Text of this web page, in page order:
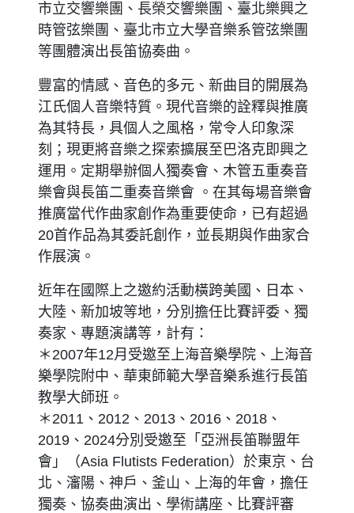
市立交響樂團、長榮交響樂團、臺北樂興之
時管弦樂團、臺北市立大學音樂系管弦樂團
等團體演出長笛協奏曲。
豐富的情感、音色的多元、新曲目的開展為
江氏個人音樂特質。現代音樂的詮釋與推廣
為其特長，具個人之風格，常令人印象深
刻；現更將音樂之探索擴展至巴洛克即興之
運用。定期舉辦個人獨奏會、木管五重奏音
樂會與長笛二重奏音樂會 。在其每場音樂會
推廣當代作曲家創作為重要使命，已有超過
20首作品為其委託創作，並長期與作曲家合
作展演。
近年在國際上之邀約活動橫跨美國、日本、
大陸、新加坡等地，分別擔任比賽評委、獨
奏家、專題演講等，計有：
＊2007年12月受邀至上海音樂學院、上海音
樂學院附中、華東師範大學音樂系進行長笛
教學大師班。
＊2011、2012、2013、2016、2018、
2019、2024分別受邀至「亞洲長笛聯盟年
會」（Asia Flutists Federation）於東京、台
北、瀋陽、神戶、釜山、上海的年會，擔任
獨奏、協奏曲演出、學術講座、比賽評審